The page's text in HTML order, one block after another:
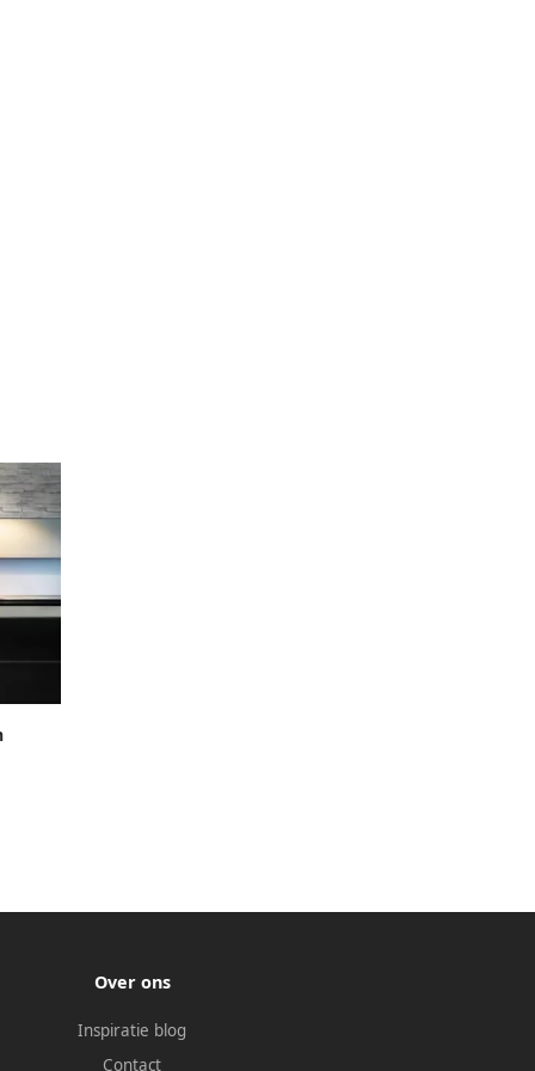
Over ons
Inspiratie blog
Contact